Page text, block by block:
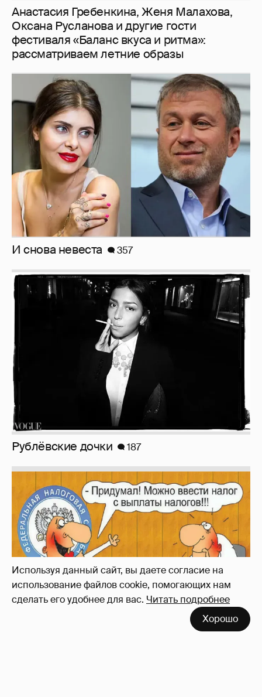
Используя данный сайт, вы даете согласие на
использование файлов cookie, помогающих нам
сделать его удобнее для вас. Читать подробнее
Хорошо
И снова невеста 357
Рублёвские дочки 187
Зачем нам вообще платить налоги? (или:
как работают наши деньги, когда мы
заикаемся о защите прав)